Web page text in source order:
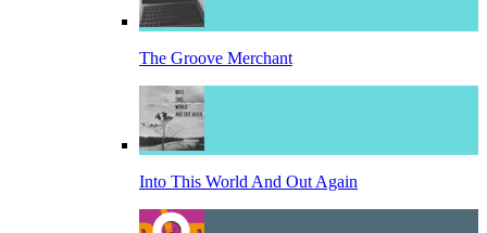
The Groove Merchant
Into This World And Out Again